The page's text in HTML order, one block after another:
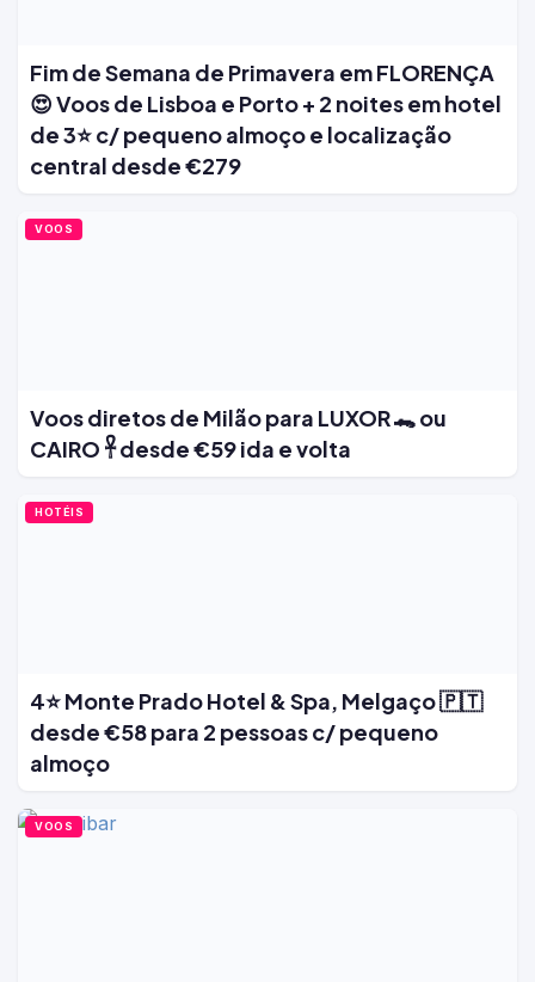
Fim de Semana de Primavera em FLORENÇA
😍 Voos de Lisboa e Porto + 2 noites em hotel
de 3⭐ c/ pequeno almoço e localização
central desde €279
VOOS
Voos diretos de Milão para LUXOR 🐊 ou
CAIRO 𓋹 desde €59 ida e volta
HOTÉIS
4⭐ Monte Prado Hotel & Spa, Melgaço 🇵🇹
desde €58 para 2 pessoas c/ pequeno
almoço
VOOS